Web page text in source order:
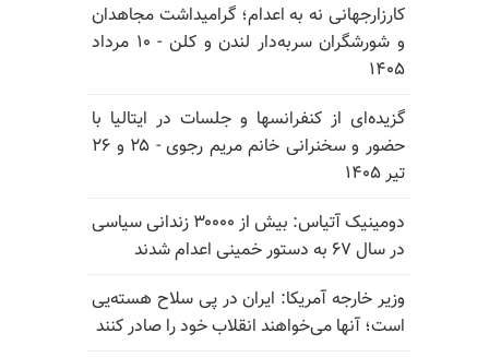
کارزارجهانی نه به اعدام؛ گرامیداشت مجاهدان
و شورشگران سربه‌دار لندن و کلن - ۱۰ مرداد
۱۴۰۵
گزیده‌ای از کنفرانسها و جلسات در ایتالیا با
حضور و سخنرانی خانم مریم رجوی - ۲۵ و ۲۶
تیر ۱۴۰۵
دومینیک آتیاس: بیش از ۳۰۰۰۰ زندانی سیاسی
در سال ۶۷ به دستور خمینی اعدام شدند
وزیر خارجه آمریکا: ایران در پی سلاح هسته‌یی
است؛ آنها می‌خواهند انقلاب خود را صادر کنند